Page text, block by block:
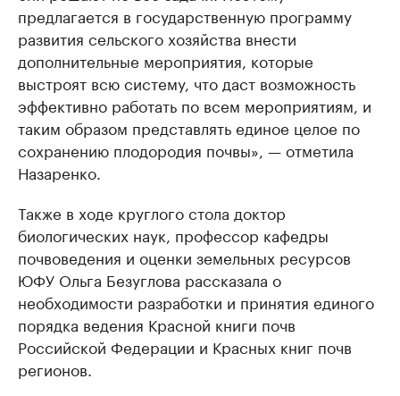
предлагается в государственную программу
развития сельского хозяйства внести
дополнительные мероприятия, которые
выстроят всю систему, что даст возможность
эффективно работать по всем мероприятиям, и
таким образом представлять единое целое по
сохранению плодородия почвы», — отметила
Назаренко.
Также в ходе круглого стола доктор
биологических наук, профессор кафедры
почвоведения и оценки земельных ресурсов
ЮФУ Ольга Безуглова рассказала о
необходимости разработки и принятия единого
порядка ведения Красной книги почв
Российской Федерации и Красных книг почв
регионов.